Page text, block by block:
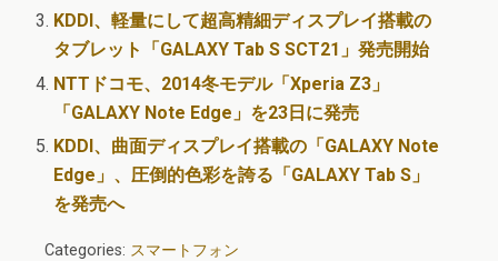
KDDI、軽量にして超高精細ディスプレイ搭載の
タブレット「GALAXY Tab S SCT21」発売開始
NTTドコモ、2014冬モデル「Xperia Z3」
「GALAXY Note Edge」を23日に発売
KDDI、曲面ディスプレイ搭載の「GALAXY Note
Edge」、圧倒的色彩を誇る「GALAXY Tab S」
を発売へ
Categories: スマートフォン